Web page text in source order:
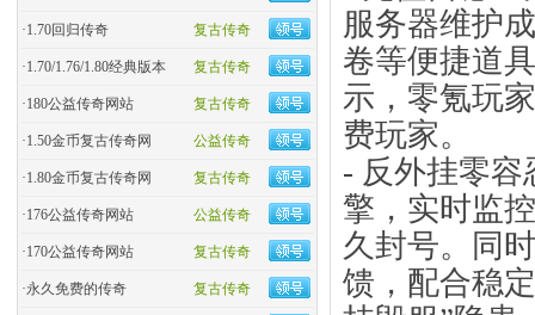
复古传奇
·1.70回归传奇
复古传奇
·1.70/1.76/1.80经典版本
复古传奇
·180公益传奇网站
公益传奇
·1.50金币复古传奇网
复古传奇
·1.80金币复古传奇网
公益传奇
·176公益传奇网站
复古传奇
·170公益传奇网站
复古传奇
·永久免费的传奇
服务器维护
卷等便捷道
示，零氪玩
费玩家。
- 反外挂零容
擎，实时监
久封号。同
馈，配合稳